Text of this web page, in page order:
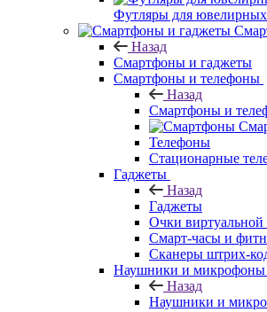
Футляры для
Назад
Смартфоны и гаджеты
Смартфоны и телефоны
Назад
Смартфоны и
Телефоны
Стационарные
Гаджеты
Назад
Гаджеты
Очки виртуальной
Смарт-часы и
Сканеры штрих-
Наушники и микрофоны
Назад
Наушники и